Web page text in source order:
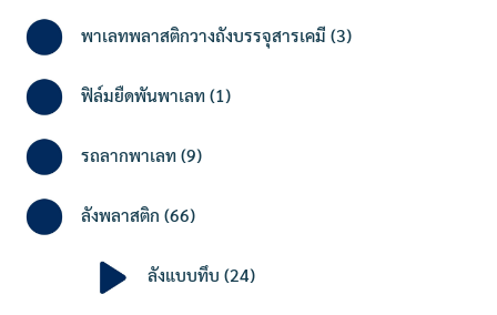
พาเลทพลาสติกวางถังบรรจุสารเคมี 3
products
ฟิล์มยืดพันพาเลท 1
product
รถลากพาเลท 9
products
ลังพลาสติก 66
products
ลังแบบทึบ 24
products